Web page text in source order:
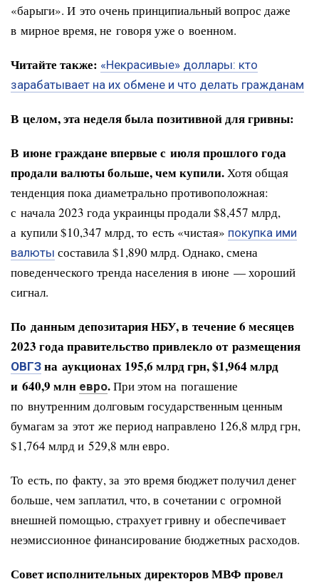
«барыги». И это очень принципиальный вопрос даже
в мирное время, не говоря уже о военном.
Читайте также: «Некрасивые» доллары: кто
зарабатывает на их обмене и что делать гражданам
В целом, эта неделя была позитивной для гривны:
В июне граждане впервые с июля прошлого года
продали валюты больше, чем купили.Хотя общая
тенденция пока диаметрально противоположная:
с начала 2023 года украинцы продали $8,457 млрд,
а купили $10,347 млрд, то есть «чистая» покупка ими
валюты составила $1,890 млрд. Однако, смена
поведенческого тренда населения в июне — хороший
сигнал.
По данным депозитария НБУ, в течение 6 месяцев
2023 года правительство привлекло от размещения
ОВГЗ на аукционах 195,6 млрд грн, $1,964 млрд
и 640,9 млн евро.При этом на погашение
по внутренним долговым государственным ценным
бумагам за этот же период направлено 126,8 млрд грн,
$1,764 млрд и 529,8 млн евро.
То есть, по факту, за это время бюджет получил денег
больше, чем заплатил, что, в сочетании с огромной
внешней помощью, страхует гривну и обеспечивает
неэмиссионное финансирование бюджетных расходов.
Совет исполнительных директоров МВФ провел